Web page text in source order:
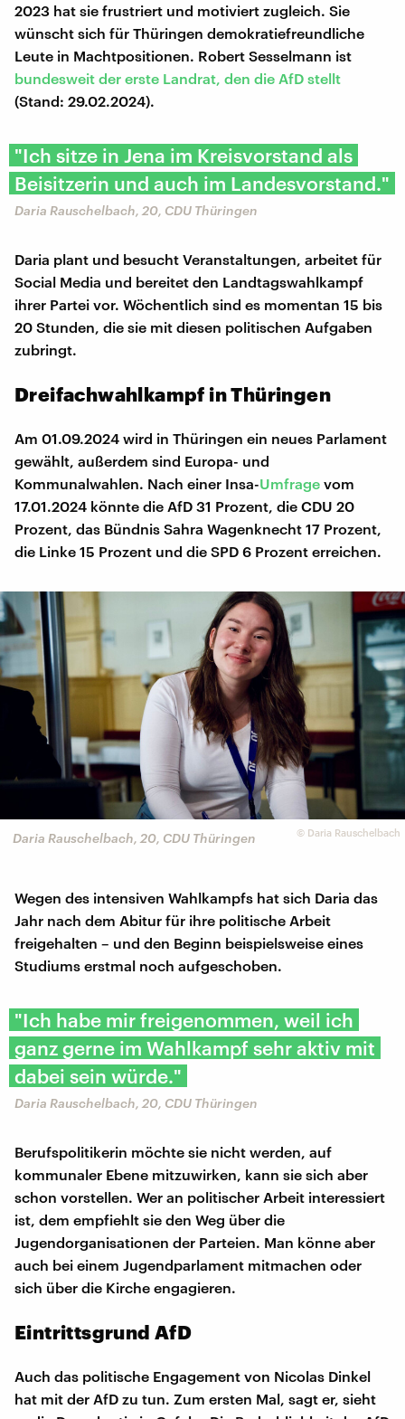
2023 hat sie frustriert und motiviert zugleich. Sie
wünscht sich für Thüringen demokratiefreundliche
Leute in Machtpositionen. Robert Sesselmann ist
bundesweit der erste Landrat, den die AfD stellt
(Stand: 29.02.2024).
"Ich sitze in Jena im Kreisvorstand als
Beisitzerin und auch im Landesvorstand."
Daria Rauschelbach, 20, CDU Thüringen
Daria plant und besucht Veranstaltungen, arbeitet für
Social Media und bereitet den Landtagswahlkampf
ihrer Partei vor. Wöchentlich sind es momentan 15 bis
20 Stunden, die sie mit diesen politischen Aufgaben
zubringt.
Dreifachwahlkampf in Thüringen
Am 01.09.2024 wird in Thüringen ein neues Parlament
gewählt, außerdem sind Europa- und
Kommunalwahlen. Nach einer Insa-Umfrage vom
17.01.2024 könnte die AfD 31 Prozent, die CDU 20
Prozent, das Bündnis Sahra Wagenknecht 17 Prozent,
die Linke 15 Prozent und die SPD 6 Prozent erreichen.
© Daria Rauschelbach
Daria Rauschelbach, 20, CDU Thüringen
Wegen des intensiven Wahlkampfs hat sich Daria das
Jahr nach dem Abitur für ihre politische Arbeit
freigehalten – und den Beginn beispielsweise eines
Studiums erstmal noch aufgeschoben.
"Ich habe mir freigenommen, weil ich
ganz gerne im Wahlkampf sehr aktiv mit
dabei sein würde."
Daria Rauschelbach, 20, CDU Thüringen
Berufspolitikerin möchte sie nicht werden, auf
kommunaler Ebene mitzuwirken, kann sie sich aber
schon vorstellen. Wer an politischer Arbeit interessiert
ist, dem empfiehlt sie den Weg über die
Jugendorganisationen der Parteien. Man könne aber
auch bei einem Jugendparlament mitmachen oder
sich über die Kirche engagieren.
Eintrittsgrund AfD
Auch das politische Engagement von Nicolas Dinkel
hat mit der AfD zu tun. Zum ersten Mal, sagt er, sieht